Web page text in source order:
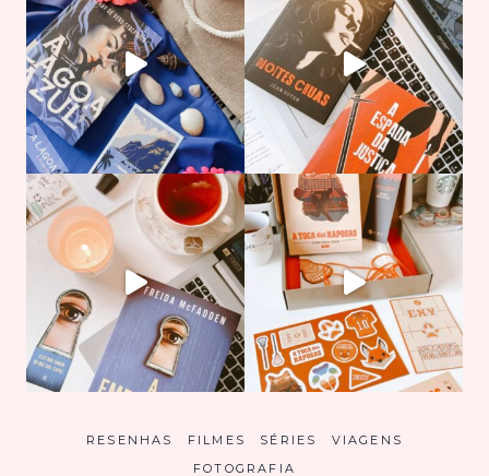
RESENHAS FILMES SÉRIES
VIAGENS
FOTOGRAFIA